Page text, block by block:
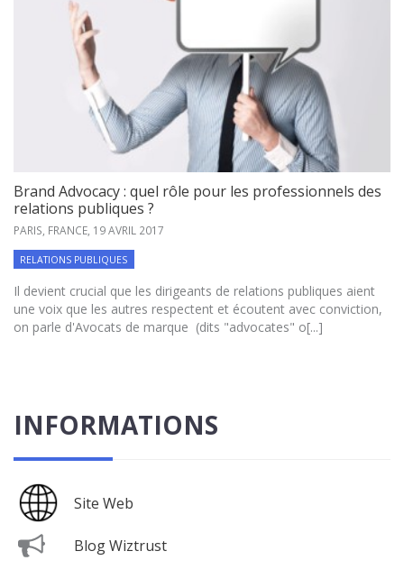
Brand Advocacy : quel rôle pour les professionnels des
relations publiques ?
PARIS, FRANCE, 19 AVRIL 2017
RELATIONS PUBLIQUES
Il devient crucial que les dirigeants de relations publiques aient
une voix que les autres respectent et écoutent avec conviction,
on parle d'Avocats de marque (dits "advocates" o[...]
INFORMATIONS
Site Web
Blog Wiztrust